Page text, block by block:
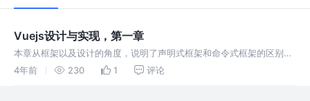
Vuejs设计与实现，第一章
本章从框架以及设计的角度，说明了声明式框架和命令式框架的区别以
及对比出了性能。 从性能消耗的角度，权衡了之前的JQuery一类的框
4年前 230 1 评论